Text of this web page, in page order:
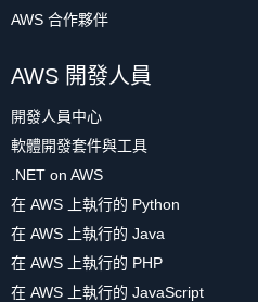
AWS 合作夥伴
AWS 開發人員
開發人員中心
軟體開發套件與工具
.NET on AWS
在 AWS 上執行的 Python
在 AWS 上執行的 Java
在 AWS 上執行的 PHP
在 AWS 上執行的 JavaScript